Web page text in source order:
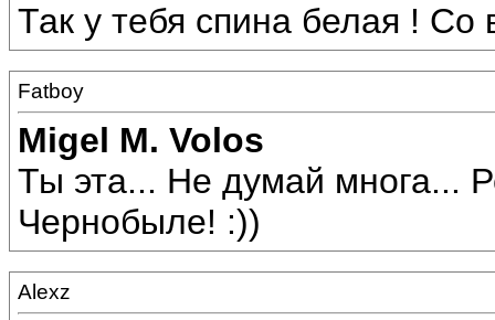
Так у тебя спина белая ! Со
Fatboy
Migel M. Volos
Ты эта... Не думай многа...
Чернобыле! :))
Alexz